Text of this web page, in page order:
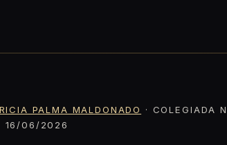
PALMA MALDONADO
· COLEGIADA
16/06/2026